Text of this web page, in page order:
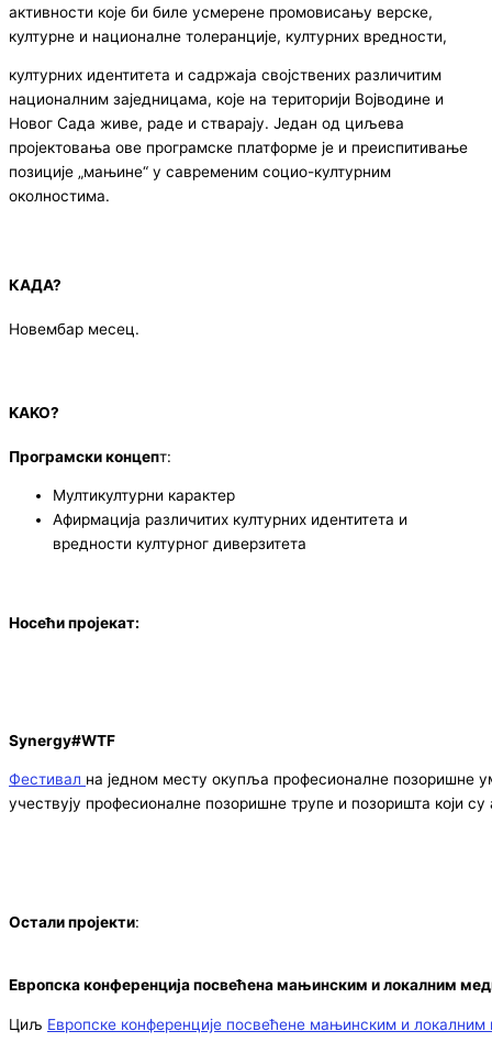
активности које би биле усмерене промовисању верске,
културне и националне толеранције, културних вредности,
културних идентитета и садржаја својствених различитим
националним заједницама, које на територији Војводине и
Новог Сада живе, раде и стварају. Један од циљева
пројектовања ове програмске платформе је и преиспитивање
позиције „мањине“ у савременим социо-културним
околностима.
КАДА?
Новембар месец.
KAKO?
Програмски концепт:
Mултикултурни карактер
Афирмација различитих културних идентитета и
вредности културног диверзитета
Носећи пројекат:
Synergy#WTF
Фестивал на једном месту окупља професионалне позоришне
учествују професионалне позоришне трупе и позоришта који
Остали пројекти:
Европска конференција посвећена мањинским и локалним
Циљ Европске конференције посвећене мањинским и локалним